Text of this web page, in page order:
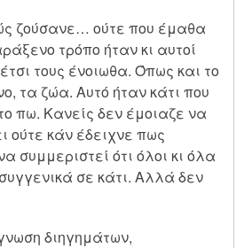
ζούσανε… ούτε που έμαθα
τρόπο ήταν κι αυτοί
τους ένοιωθα. Όπως και το
τα ζώα. Αυτό ήταν κάτι που
πω. Κανείς δεν έμοιαζε να
ούτε κάν έδειχνε πως
συμμεριστεί ότι όλοι κι όλα
σε κάτι. Αλλά δεν
διηγημάτων,